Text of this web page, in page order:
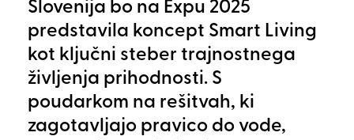
Slovenija bo na Expu 2025
predstavila koncept Smart Living
kot ključni steber trajnostnega
življenja prihodnosti. S
poudarkom na rešitvah, ki
zagotavljajo pravico do vode,